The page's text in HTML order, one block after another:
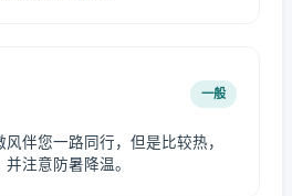
一般
伴您一路同行，但是比较热，
注意防暑降温。